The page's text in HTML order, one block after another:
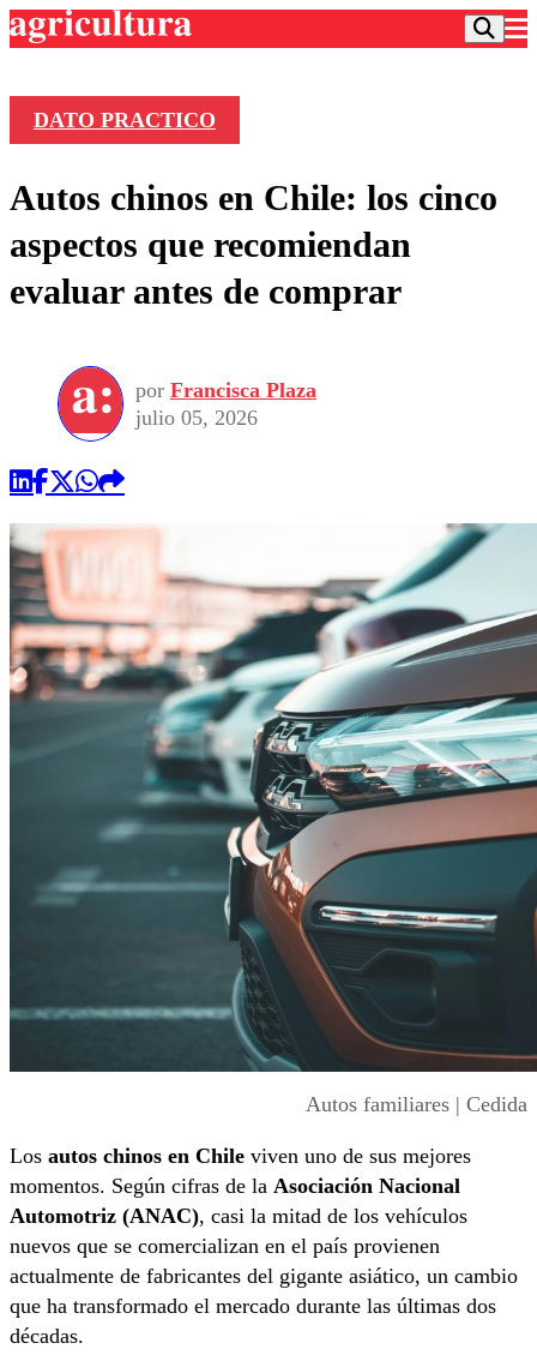
Frecuencias
Agricultura TV
Deportes
Colo Colo
Seleccion Chilena
Torneo Internacional
Entretención
Economía
Internacional
Publicaciones en medios
Opinión
DATO PRACTICO
Autos chinos en Chile: los cinco
aspectos que recomiendan
evaluar antes de comprar
por Francisca Plaza
julio 05, 2026
Autos familiares | Cedida
Los autos chinos en Chile viven uno de sus mejores
momentos. Según cifras de la Asociación Nacional
Automotriz (ANAC), casi la mitad de los vehículos
nuevos que se comercializan en el país provienen
actualmente de fabricantes del gigante asiático, un cambio
que ha transformado el mercado durante las últimas dos
décadas.